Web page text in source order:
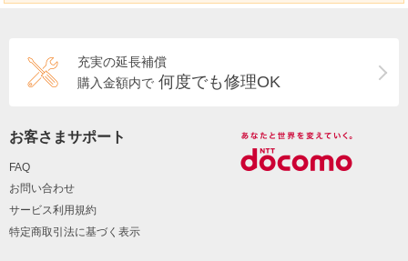
充実の延長補償
購入金額内で 何度でも修理OK
お客さまサポート
FAQ
お問い合わせ
サービス利用規約
特定商取引法に基づく表示